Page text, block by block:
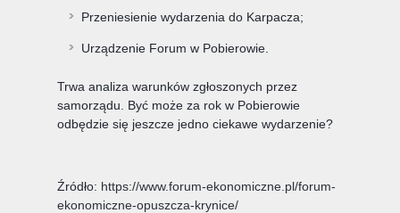
Przeniesienie wydarzenia do Karpacza;
Urządzenie Forum w Pobierowie.
Trwa analiza warunków zgłoszonych przez
samorządu. Być może za rok w Pobierowie
odbędzie się jeszcze jedno ciekawe wydarzenie?
Źródło: https://www.forum-ekonomiczne.pl/forum-
ekonomiczne-opuszcza-krynice/